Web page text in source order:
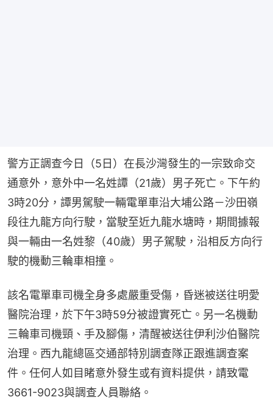
警方正調查今日（5日）在長沙灣發生的一宗致命交
通意外，意外中一名姓譚（21歲）男子死亡。下午約
3時20分，譚男駕駛一輛電單車沿大埔公路－沙田嶺
段往九龍方向行駛，當駛至近九龍水塘時，期間據報
與一輛由一名姓黎（40歲）男子駕駛，沿相反方向行
駛的機動三輪車相撞。
該名電單車司機全身多處嚴重受傷，昏迷被送往明愛
醫院治理，於下午3時59分被證實死亡。另一名機動
三輪車司機頸、手及腳傷，清醒被送往伊利沙伯醫院
治理。西九龍總區交通部特別調查隊正跟進調查案
件。任何人如目睹意外發生或有資料提供，請致電
3661-9023與調查人員聯絡。